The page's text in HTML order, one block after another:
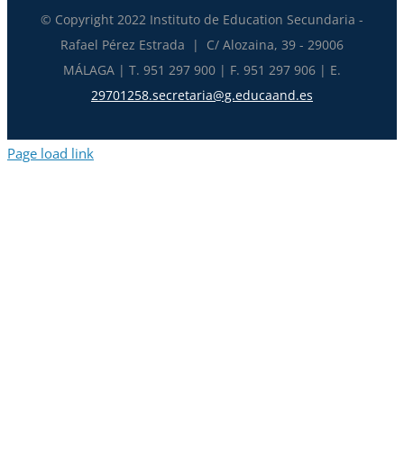
© Copyright 2022 Instituto de Education Secundaria -
Rafael Pérez Estrada | C/ Alozaina, 39 - 29006
MÁLAGA | T. 951 297 900 | F. 951 297 906 | E.
29701258.secretaria@g.educaand.es
Page load link